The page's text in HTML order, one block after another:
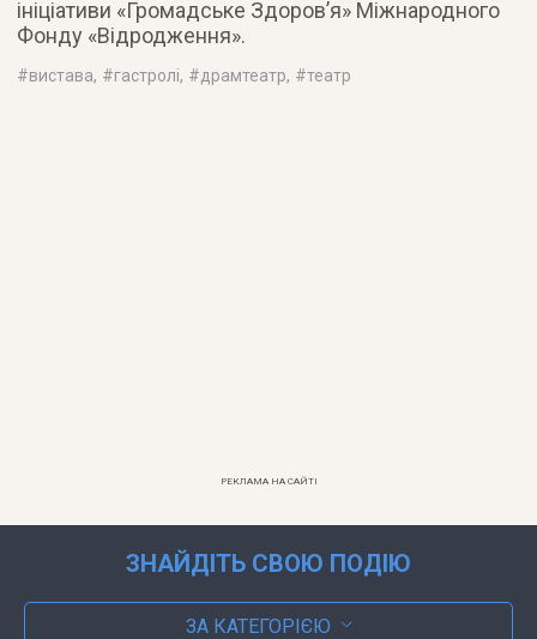
ініціативи «Громадське Здоров’я» Міжнародного
Фонду «Відродження».
#вистава, #гастролі, #драмтеатр, #театр
РЕКЛАМА НА САЙТІ
ЗНАЙДІТЬ СВОЮ ПОДІЮ
ЗА КАТЕГОРІЄЮ